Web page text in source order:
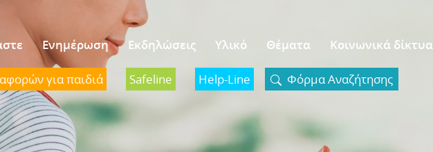
Ενημέρωση Εκδηλώσεις Υλικό Θέματα Κοινωνικά δίκτυα
για παιδιά Safeline Help-Line Φόρμα Aναζήτησης